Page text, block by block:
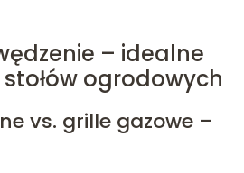
– idealne
ogrodowych
vs. grille gazowe –